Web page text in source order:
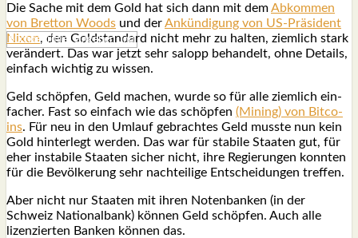
Die Sache mit dem Gold hat sich dann mit demAbkom­men
von Bret­ton Woods und derAnkün­di­gung von US-Prä­si­dent
Nixon, den Gold­stan­dard nicht mehr zu hal­ten, ziem­lich stark
ver­än­dert. Das war jetzt sehr salopp behan­delt, ohne Details,
ein­fach wich­tig zu wis­sen.
Geld schöp­fen, Geld machen, wur­de so für alle ziem­lich ein­
fa­cher. Fast so ein­fach wie das schöp­fen (Mining) von Bit­co­
ins. Für neu in den Umlauf gebrach­tes Geld muss­te nun kein
Gold hin­ter­legt wer­den. Das war für sta­bi­le Staa­ten gut, für
eher insta­bi­le Staa­ten sicher nicht, ihre Regie­run­gen konn­ten
für die Bevöl­ke­rung sehr nach­tei­li­ge Ent­schei­dun­gen tref­fen.
Aber nicht nur Staa­ten mit ihren Noten­ban­ken (in der
Schweiz Natio­nal­bank) kön­nen Geld schöp­fen. Auch alle
lizen­zier­ten Ban­ken kön­nen das.